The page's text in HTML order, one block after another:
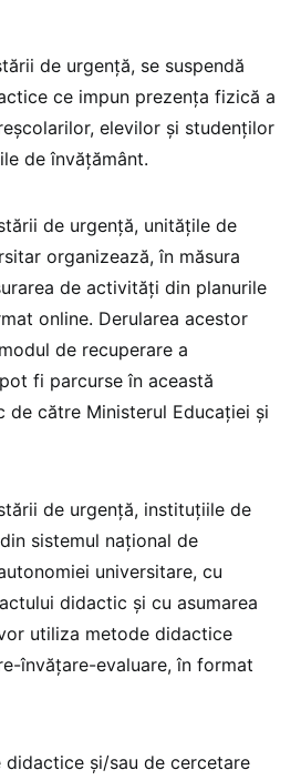
de urgență, se suspendă
ce impun prezența fizică a
elevilor și studenților
de învățământ.
de urgență, unitățile de
organizează, în măsura
de activități din planurile
online. Derularea acestor
de recuperare a
fi parcurse în această
de către Ministerul Educației și
de urgență, instituțiile de
sistemul național de
universitare, cu
didactic și cu asumarea
utiliza metode didactice
învățare-evaluare, în format
și/sau de cercetare